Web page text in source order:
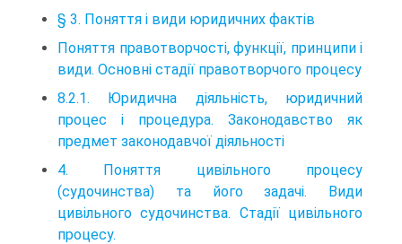
§ 3. Поняття і види юридичних фактів
Поняття правотворчості, функції, принципи і
види. Основні стадії правотворчого процесу
8.2.1. Юридична діяльність, юридичний
процес і процедура. Законодавство як
предмет законодавчої діяльності
4. Поняття цивільного процесу
(судочинства) та його задачі. Види
цивільного судочинства. Стадії цивільного
процесу.